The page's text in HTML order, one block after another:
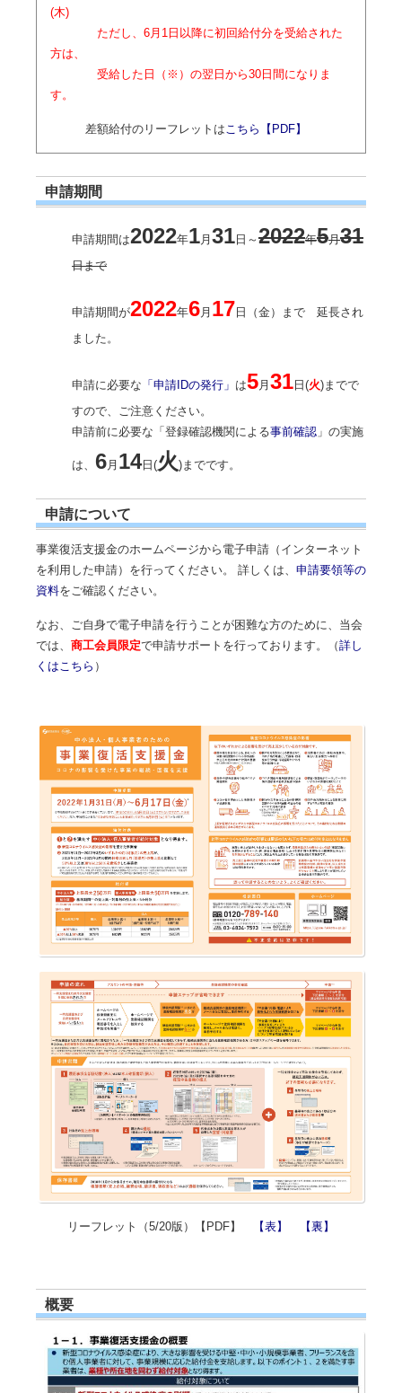
(木)
ただし、6月1日以降に初回給付分を受給された
方は、
受給した日（※）の翌日から30日間になりま
す。
差額給付のリーフレットはこちら【PDF】
申請期間
申請期間は2022年1月 31 日～ 2022年5月31
日まで
申請期間が2022年6月 17 日（金）まで 延長され
ました。
申請に必要な 「申請IDの発行」 は5月 31 日(火)までで
すので、ご注意ください。
申請前に必要な 「登録確認機関による事前確認 」 の実施
は、 6月 14日(火)までです。
申請について
事業復活支援金のホームページから電子申請（インターネット
を利用した申請）を行ってください。 詳しくは、 申請要領等の
資料をご確認ください。
なお、ご自身で電子申請を行うことが困難な方のために、当会
では、 商工会員限定で申請サポートを行っております。（詳し
くはこちら ）
リーフレット（5/20版）【PDF】 【表】 【裏】
概要